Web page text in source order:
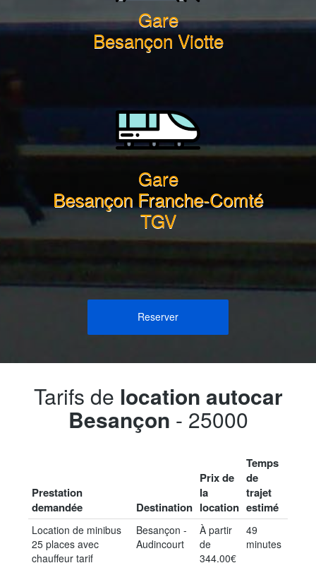
Gare
Besançon Viotte
Gare
Besançon Franche-Comté
TGV
Reserver
Tarifs de location autocar
Besançon - 25000
Prestation
demandée
Destination
Prix de
la
location
Temps
de
trajet
estimé
Location de minibus
25 places avec
chauffeur tarif
Besançon -
Audincourt
À partir
de
344.00€
49
minutes